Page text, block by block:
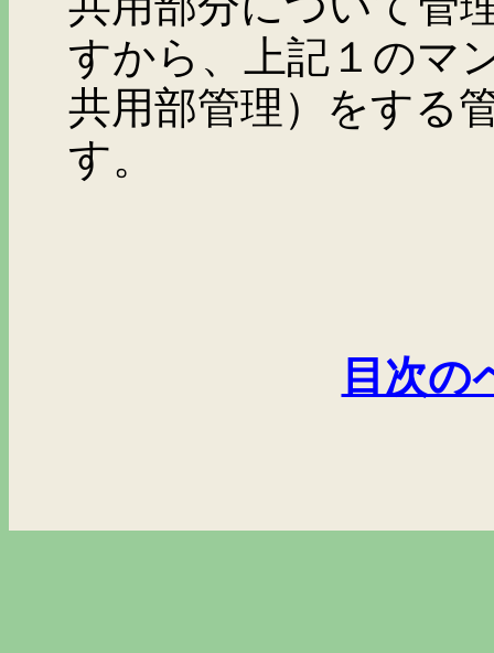
すから、上記１のマ
共用部管理）をする
す。
目次の